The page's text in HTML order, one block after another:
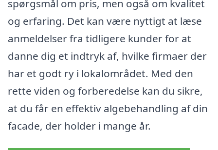
spørgsmål om pris, men også om kvalitet
og erfaring. Det kan være nyttigt at læse
anmeldelser fra tidligere kunder for at
danne dig et indtryk af, hvilke firmaer der
har et godt ry i lokalområdet. Med den
rette viden og forberedelse kan du sikre,
at du får en effektiv algebehandling af din
facade, der holder i mange år.